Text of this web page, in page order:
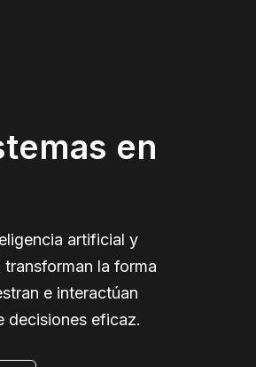
en
artificial y
la forma
e interactúan
decisiones eficaz.